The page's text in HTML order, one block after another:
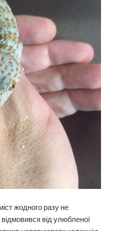
жодного разу не
від улюбленої